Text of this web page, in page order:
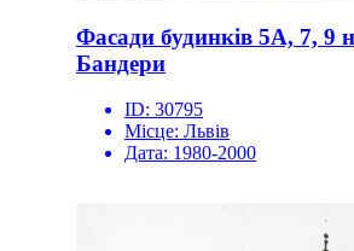
Фасади будинків 5А, 7, 9
Бандери
ID: 30795
Місце: Львів
Дата: 1980-2000